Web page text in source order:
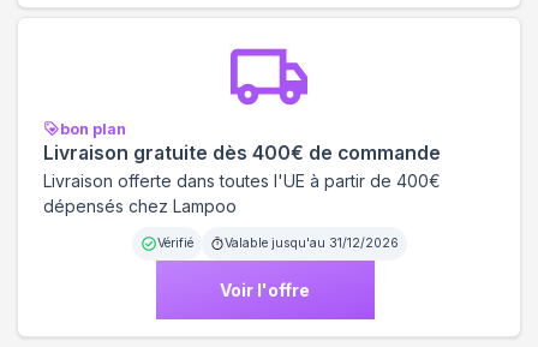
bon plan
Livraison gratuite dès 400€ de commande
Livraison offerte dans toutes l'UE à partir de 400€
dépensés chez Lampoo
Vérifié Valable jusqu'au 31/12/2026
Voir l'offre